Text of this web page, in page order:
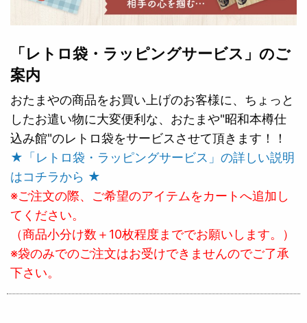
「レトロ袋・ラッピングサービス」のご
案内
おたまやの商品をお買い上げのお客様に、ちょっと
したお遣い物に大変便利な、おたまや"昭和本樽仕
込み館"のレトロ袋をサービスさせて頂きます！！
★「レトロ袋・ラッピングサービス」の詳しい説明
はコチラから ★
※ご注文の際、ご希望のアイテムをカートへ追加し
てください。
（商品小分け数＋10枚程度まででお願いします。）
※袋のみでのご注文はお受けできませんのでご了承
下さい。